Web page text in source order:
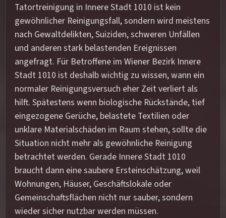
Tatortreinigung in Innere Stadt 1010 ist kein
gewöhnlicher Reinigungsfall, sondern wird meistens
nach Gewaltdelikten, Suiziden, schweren Unfällen
und anderen stark belastenden Ereignissen
angefragt. Für Betroffene im Wiener Bezirk Innere
Stadt 1010 ist deshalb wichtig zu wissen, wann ein
normaler Reinigungsversuch eher Zeit verliert als
hilft. Spätestens wenn biologische Rückstände, tief
eingezogene Gerüche, belastete Textilien oder
unklare Materialschäden im Raum stehen, sollte die
Situation nicht mehr als gewöhnliche Reinigung
betrachtet werden. Gerade Innere Stadt 1010
braucht dann eine saubere Ersteinschätzung, weil
Wohnungen, Häuser, Geschäftslokale oder
Gemeinschaftsflächen nicht nur sauber, sondern
wieder sicher nutzbar werden müssen.